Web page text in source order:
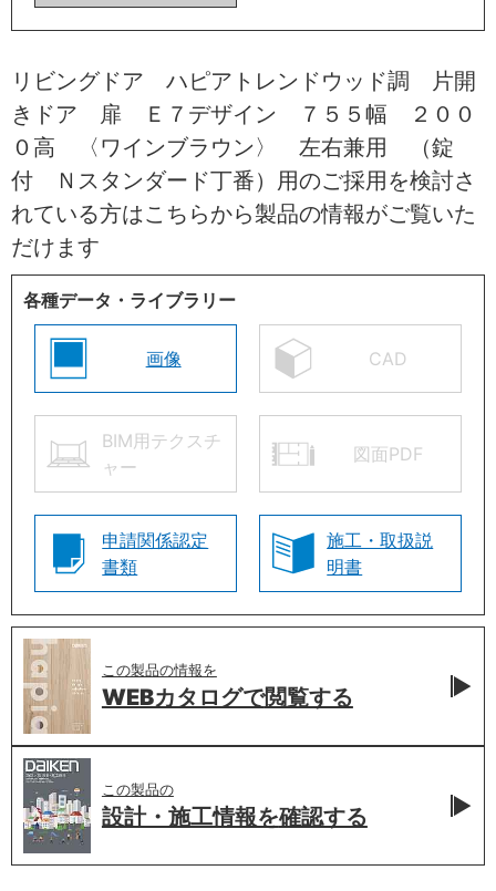
リビングドア ハピアトレンドウッド調 片開
きドア 扉 Ｅ７デザイン ７５５幅 ２００
０高 〈ワインブラウン〉 左右兼用 （錠
付 Ｎスタンダード丁番）用のご採用を検討さ
れている方はこちらから製品の情報がご覧いた
だけます
各種データ・ライブラリー
画像 CAD
BIM用テクスチ
ャー
図面PDF
申請関係認定
書類
施工・取扱説
明書
この製品の情報を
WEBカタログで閲覧する
この製品の
設計・施工情報を確認する